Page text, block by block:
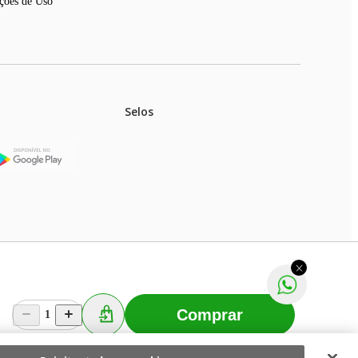
1 Comprar
Selos
na rede de lojas físicas.
prévio. Fast Shop S. A. CNPJ: 43.708.379/0001-
Fast Shop - Todos os direitos reservadosRF
Selecionar os Cookies